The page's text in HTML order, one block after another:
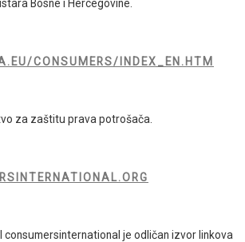
Bosne i Hercegovine.
CONSUMERS/INDEX_EN.HTM
za zaštitu prava potrošača.
consumersinternational je odličan izvor linkova